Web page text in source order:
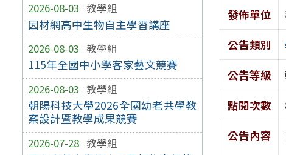
2026-08-03 教學組
因材網高中生物自主學習講座
2026-08-03 教學組
115年全國中小學客家藝文競賽
2026-08-03 教學組
朝陽科技大學2026全國幼老共學教
案設計暨教學成果競賽
2026-07-28 教學組
發佈單位
公告類別
公告等級
點閱次數
公告內容